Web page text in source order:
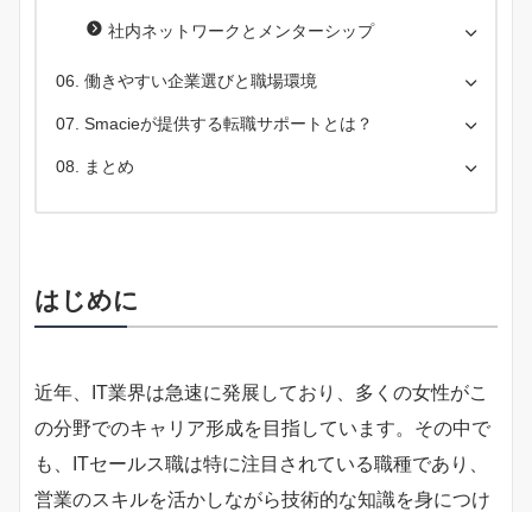
社内ネットワークとメンターシップ
働きやすい企業選びと職場環境
Smacieが提供する転職サポートとは？
まとめ
はじめに
近年、IT業界は急速に発展しており、多くの女性がこ
の分野でのキャリア形成を目指しています。その中で
も、ITセールス職は特に注目されている職種であり、
営業のスキルを活かしながら技術的な知識を身につけ